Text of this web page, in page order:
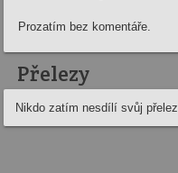
Prozatím bez komentáře.
Přelezy
Nikdo zatím nesdílí svůj přelez.